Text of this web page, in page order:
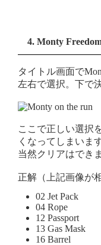
4. Monty
タイトル画面で
左右で選択。下で
ここで正しい選択
くなってしまいます
当然クリアはでき
正解（上記画像が
02 Jet Pack
04 Rope
12 Passport
13 Gas Mask
16 Barrel